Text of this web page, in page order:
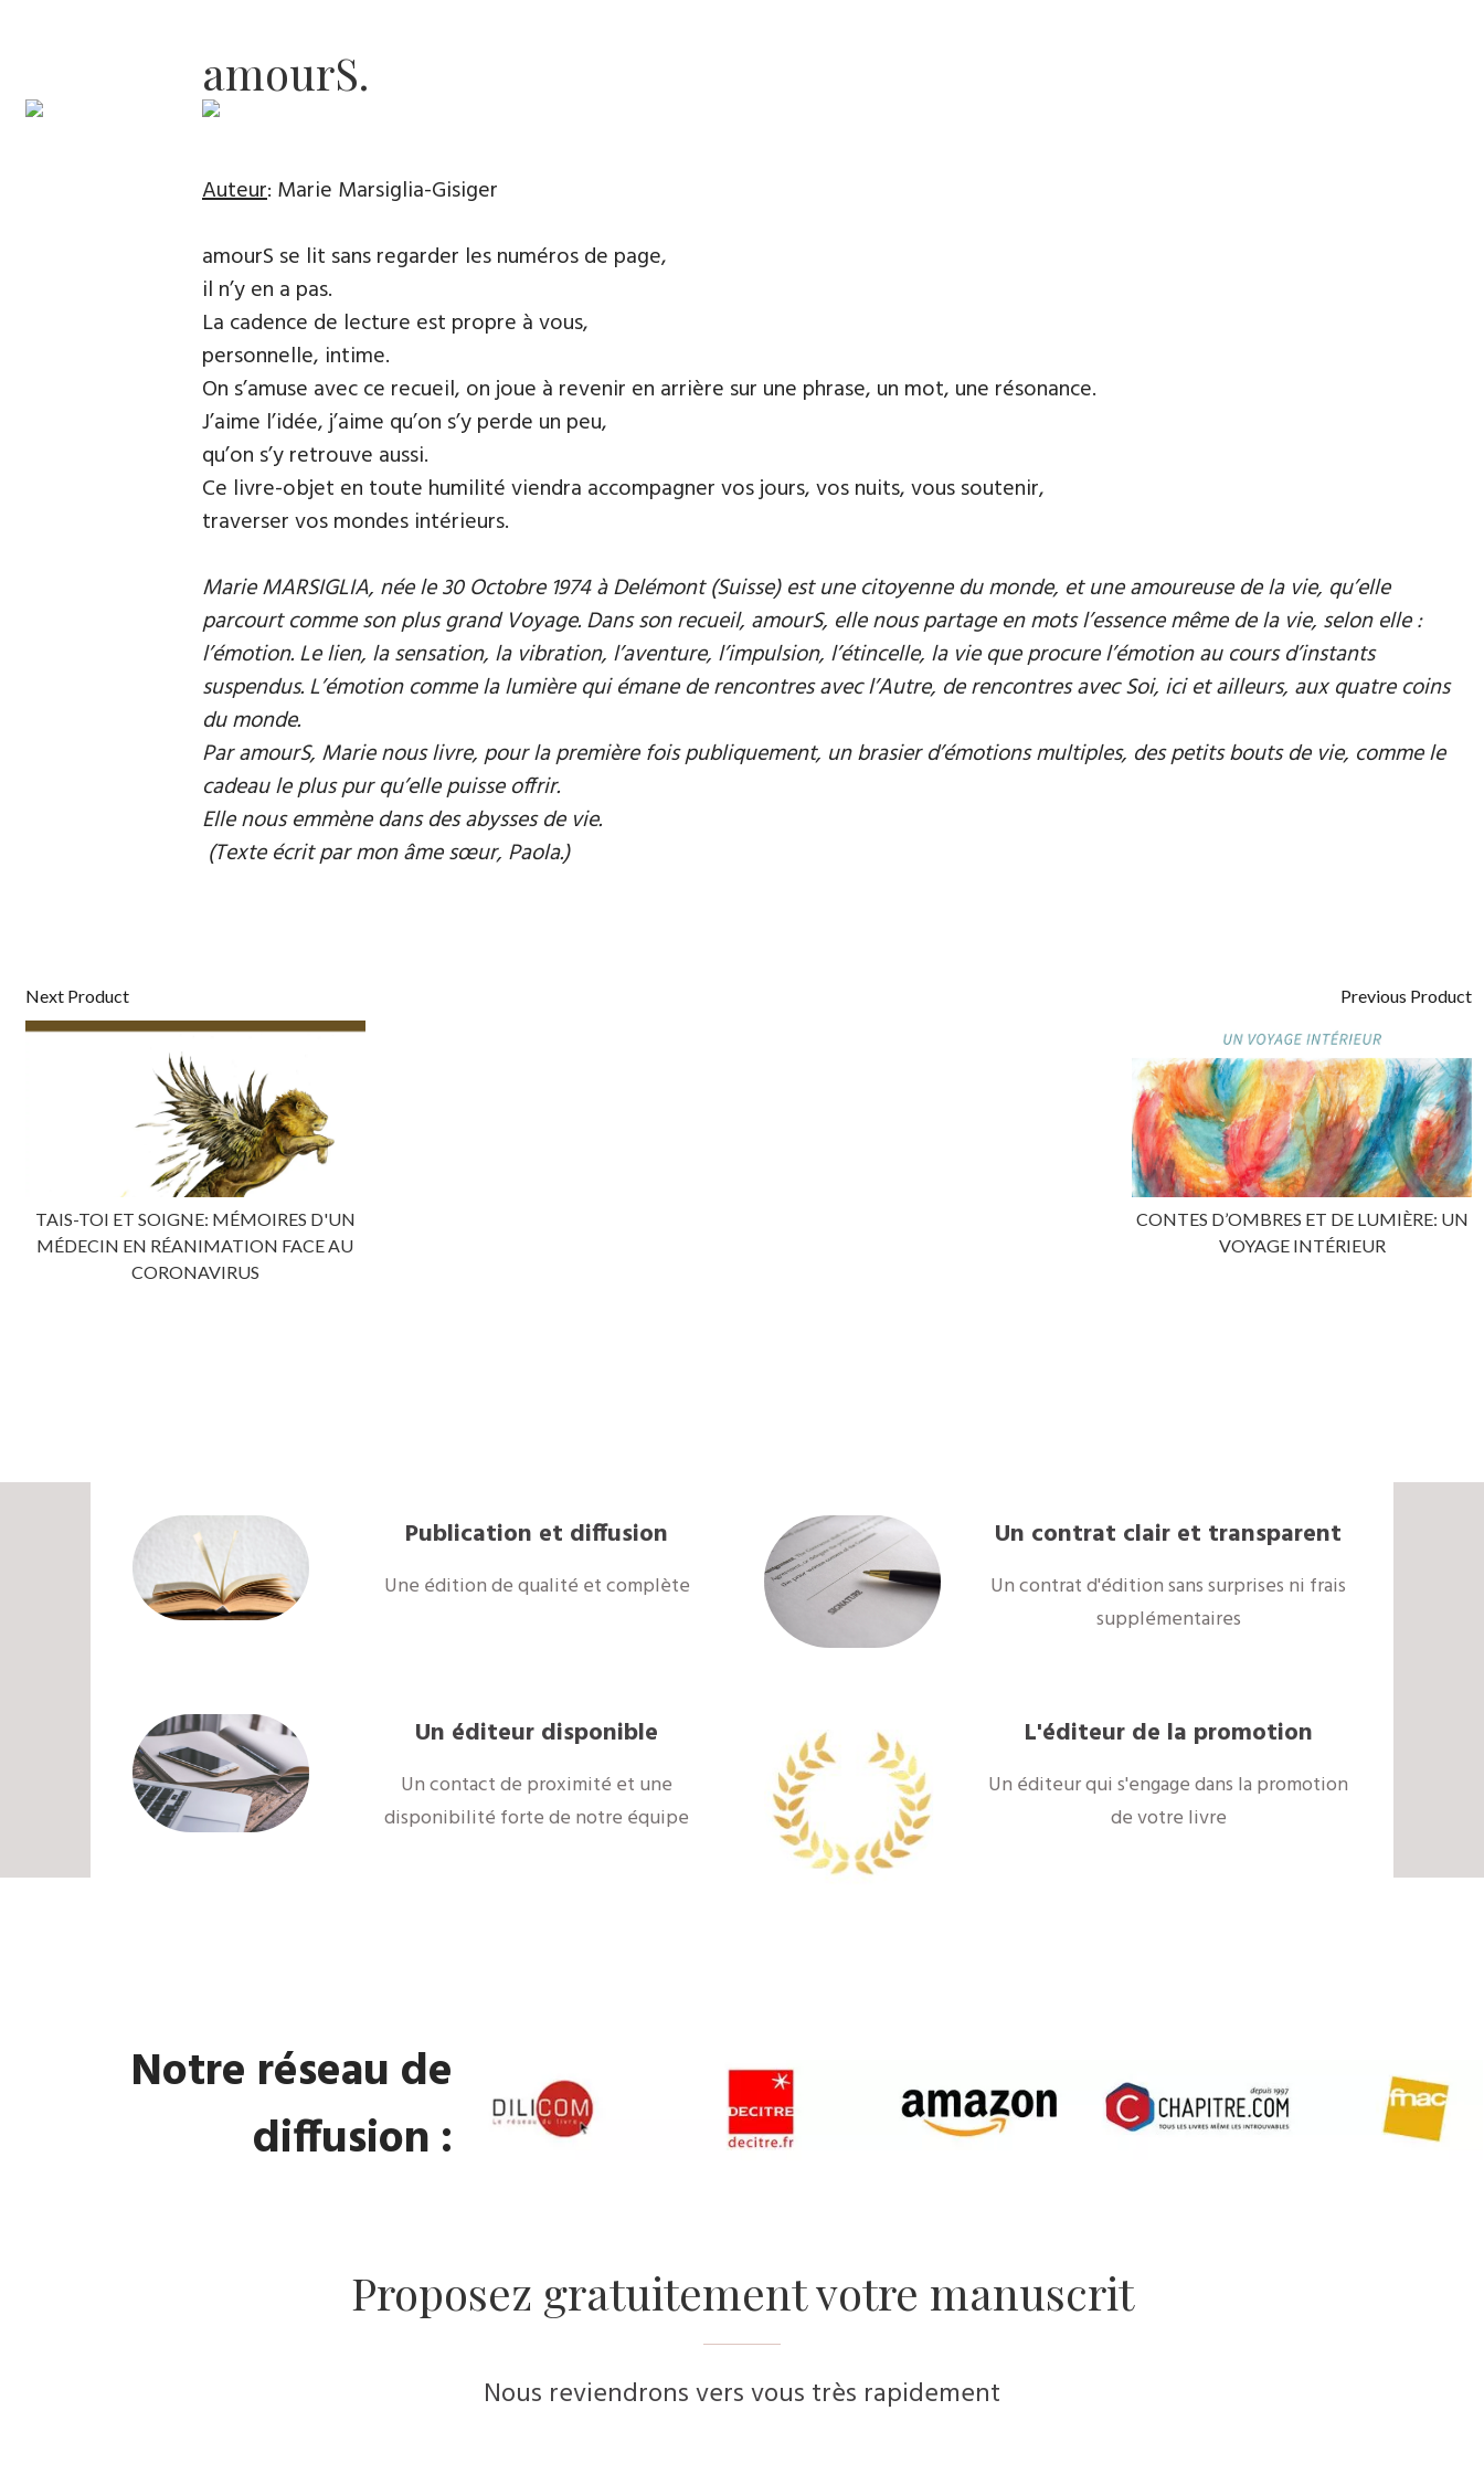
amourS.
Auteur: Marie Marsiglia-Gisiger
amourS se lit sans regarder les numéros de page,
il n’y en a pas.
La cadence de lecture est propre à vous,
personnelle, intime.
On s’amuse avec ce recueil, on joue à revenir en arrière sur une phrase, un mot, une résonance.
J’aime l’idée, j’aime qu’on s’y perde un peu,
qu’on s’y retrouve aussi.
Ce livre-objet en toute humilité viendra accompagner vos jours, vos nuits, vous soutenir,
traverser vos mondes intérieurs.
Marie MARSIGLIA, née le 30 Octobre 1974 à Delémont (Suisse) est une citoyenne du monde, et une amoureuse de la vie, qu’elle
parcourt comme son plus grand Voyage. Dans son recueil, amourS, elle nous partage en mots l’essence même de la vie, selon elle :
l’émotion. Le lien, la sensation, la vibration, l’aventure, l’impulsion, l’étincelle, la vie que procure l’émotion au cours d’instants
suspendus. L’émotion comme la lumière qui émane de rencontres avec l’Autre, de rencontres avec Soi, ici et ailleurs, aux quatre coins
du monde.
Par amourS, Marie nous livre, pour la première fois publiquement, un brasier d’émotions multiples, des petits bouts de vie, comme le
cadeau le plus pur qu’elle puisse offrir.
Elle nous emmène dans des abysses de vie.
(Texte écrit par mon âme sœur, Paola.)
Next Product
TAIS-TOI ET SOIGNE: MÉMOIRES D'UN
MÉDECIN EN RÉANIMATION FACE AU
CORONAVIRUS
Previous Product
CONTES D’OMBRES ET DE LUMIÈRE: UN
VOYAGE INTÉRIEUR
Publication et diffusion
Une édition de qualité et complète
Un contrat clair et transparent
Un contrat d'édition sans surprises ni frais
supplémentaires
Un éditeur disponible
Un contact de proximité et une
disponibilité forte de notre équipe
L'éditeur de la promotion
Un éditeur qui s'engage dans la promotion
de votre livre
Notre réseau de
diffusion :
Proposez gratuitement votre manuscrit
Nous reviendrons vers vous très rapidement